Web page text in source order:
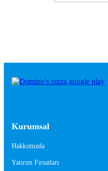
Kurumsal
Hakkımızda
Yatırım Fırsatları